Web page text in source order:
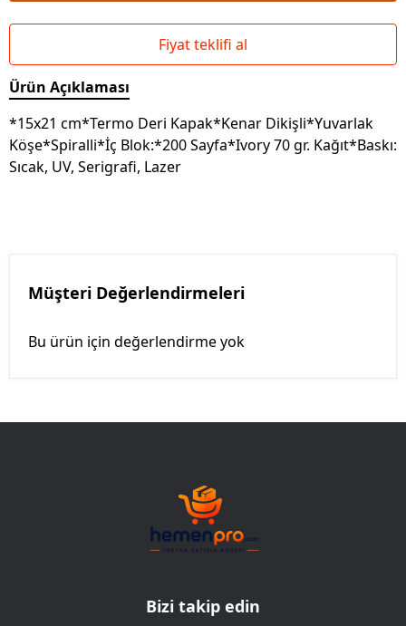
Fiyat teklifi al
Ürün Açıklaması
*15x21 cm*Termo Deri Kapak*Kenar Dikişli*Yuvarlak
Köşe*Spiralli*İç Blok:*200 Sayfa*Ivory 70 gr. Kağıt*Baskı:
Sıcak, UV, Serigrafi, Lazer
Müşteri Değerlendirmeleri
Bu ürün için değerlendirme yok
Bizi takip edin